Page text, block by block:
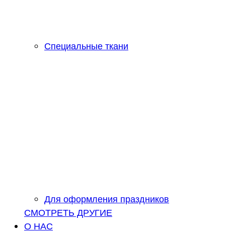
Специальные ткани
Для оформления праздников
СМОТРЕТЬ ДРУГИЕ
О НАС